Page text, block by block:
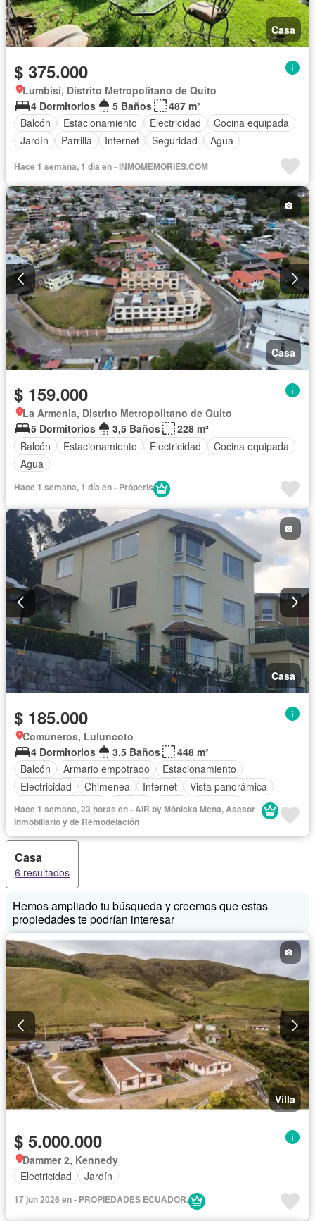
Casa
$ 375.000
Lumbisí, Distrito Metropolitano de Quito
4 Dormitorios
5 Baños
487 m²
Balcón
Estacionamiento Electricidad
Cocina equipada
Jardín
Parrilla Internet Seguridad Agua
Hace 1 semana, 1 día en - INMOMEMORIES.COM
Casa
$ 159.000
La Armenia, Distrito Metropolitano de Quito
5 Dormitorios
3,5 Baños
228 m²
Balcón
Estacionamiento Electricidad
Cocina equipada
Agua
Hace 1 semana, 1 día en - Próperis
Casa
$ 185.000
Comuneros, Luluncoto
4 Dormitorios
3,5 Baños
448 m²
Balcón
Armario empotrado
Estacionamiento
Electricidad
Chimenea Internet
Vista panorámica
Cuarto de servicio
Terraza Agua
Conserje
Acceso para personas con discapacidad
Parrilla
Seguridad
Sin amoblar
Hace 1 semana, 23 horas en - AIR by Mónicka Mena, Asesor
Inmobiliario y de Remodelación
Casa
6 resultados
Hemos ampliado tu búsqueda y creemos que estas
propiedades te podrían interesar
Villa
$ 5.000.000
Dammer 2, Kennedy
Electricidad
Jardín
17 jun 2026 en - PROPIEDADES ECUADOR.